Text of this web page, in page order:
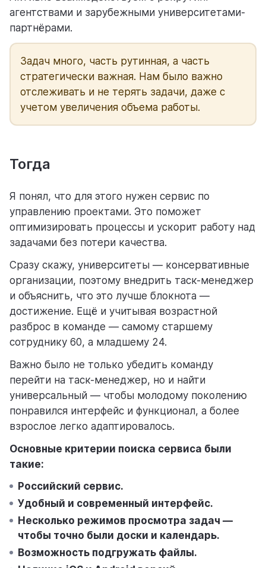
агентствами и зарубежными университетами-
партнёрами.
Задач много, часть рутинная, а часть
стратегически важная. Нам было важно
отслеживать и не терять задачи, даже с
учетом увеличения объема работы.
Тогда
Я понял, что для этого нужен сервис по
управлению проектами. Это поможет
оптимизировать процессы и ускорит работу над
задачами без потери качества.
Сразу скажу, университеты — консервативные
организации, поэтому внедрить таск-менеджер
и объяснить, что это лучше блокнота —
достижение. Ещё и учитывая возрастной
разброс в команде — самому старшему
сотруднику 60, а младшему 24.
Важно было не только убедить команду
перейти на таск-менеджер, но и найти
универсальный — чтобы молодому поколению
понравился интерфейс и функционал, а более
взрослое легко адаптировалось.
Основные критерии поиска сервиса были
такие:
Российский сервис.
Удобный и современный интерфейс.
Несколько режимов просмотра задач —
чтобы точно были доски и календарь.
Возможность подгружать файлы.